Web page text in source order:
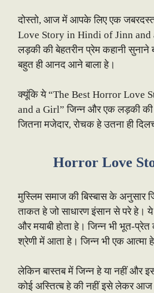
दोस्तो, आज में आपके लिए एक
Love Story in Hindi of Jinn and
लड़की की बेहतरीन प्रेम कहानी
बहुत ही आनद आने बाला हे।
क्यूंकि ये “The Best Horror Love
and a Girl” जिन्न और एक लड़की की
जितना मजेदार, रोचक हे उतना ही
Horror Love
मुस्लिम समाज की बिस्बास के अनुसार
ताकत हे जो साधारण इंसान से परे हे। ये
और मयाबी होता हे। जिन्न भी भूत-
श्रेणी में आता हे। जिन्न भी एक आत्मा
लेकिन बास्तब में जिन्न हे या नहीं और
कोई अस्तित्ब हे की नहीं इसे लेकर आज